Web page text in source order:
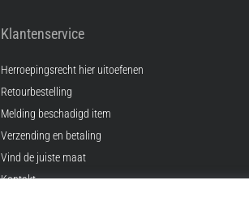
Klantenservice
Herroepingsrecht hier uitoefenen
Retourbestelling
Melding beschadigd item
Verzending en betaling
Vind de juiste maat
Kontakt